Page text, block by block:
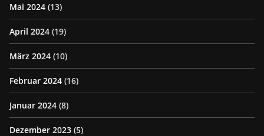
Mai 2024 (13)
April 2024 (19)
März 2024 (10)
Februar 2024 (16)
Januar 2024 (8)
Dezember 2023 (5)